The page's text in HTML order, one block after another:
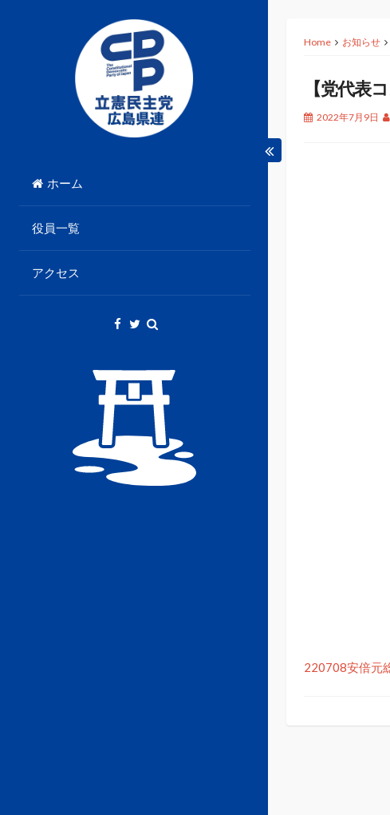
連合会
ホーム
役員一覧
アクセス
Home お知らせ
【党代表
2022年7月9日
220708安倍元